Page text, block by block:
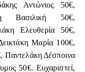
Αντώνιος 50€,
Βασιλική 50€,
Ελευθερία 50€,
Μαρία 100€,
Δέσποινα
50€. Ευχαριστεί,